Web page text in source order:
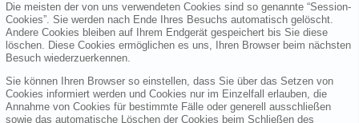
Die meisten der von uns verwendeten Cookies sind so genannte “Session-
Cookies”. Sie werden nach Ende Ihres Besuchs automatisch gelöscht.
Andere Cookies bleiben auf Ihrem Endgerät gespeichert bis Sie diese
löschen. Diese Cookies ermöglichen es uns, Ihren Browser beim nächsten
Besuch wiederzuerkennen.
Sie können Ihren Browser so einstellen, dass Sie über das Setzen von
Cookies informiert werden und Cookies nur im Einzelfall erlauben, die
Annahme von Cookies für bestimmte Fälle oder generell ausschließen
sowie das automatische Löschen der Cookies beim Schließen des